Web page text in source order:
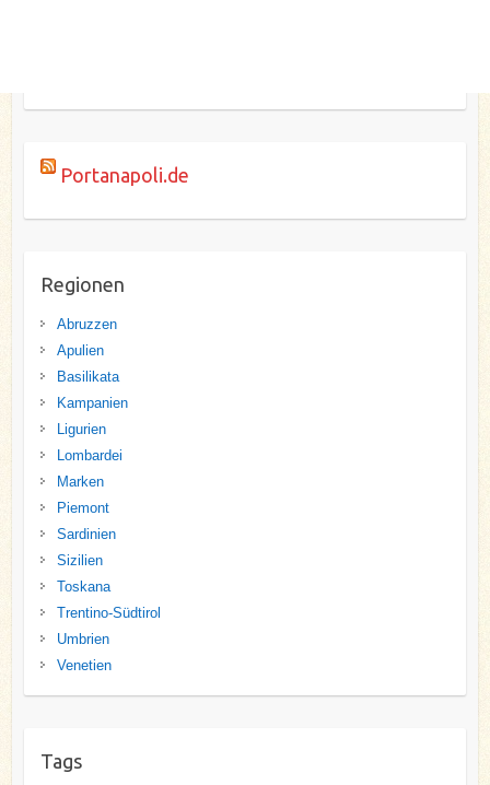
Portanapoli.de
Regionen
Abruzzen
Apulien
Basilikata
Kampanien
Ligurien
Lombardei
Marken
Piemont
Sardinien
Sizilien
Toskana
Trentino-Südtirol
Umbrien
Venetien
Tags